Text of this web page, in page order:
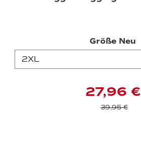
Größe Neu
27,96 €
39,95 €